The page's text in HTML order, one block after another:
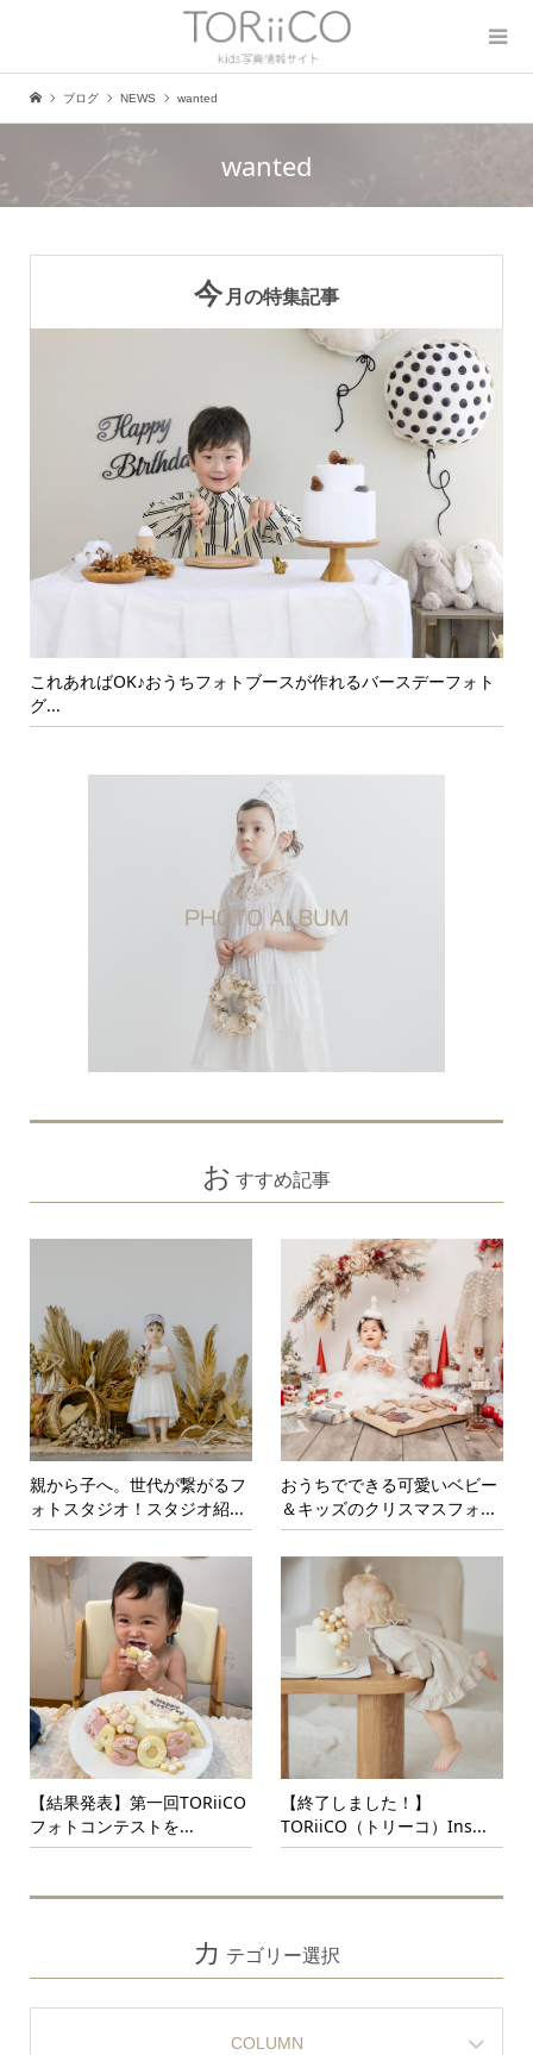
ブログ NEWS wanted
wanted
今月の特集記事
これあればOK♪おうちフォトブースが作れるバースデーフォト
グ...
お すすめ記事
親から子へ。世代が繋がるフ
ォトスタジオ！スタジオ紹...
おうちでできる可愛いベビー
＆キッズのクリスマスフォ...
【結果発表】第一回TORiiCO
フォトコンテストを...
【終了しました！】
TORiiCO（トリーコ）Ins...
カ テゴリー選択
COLUMN